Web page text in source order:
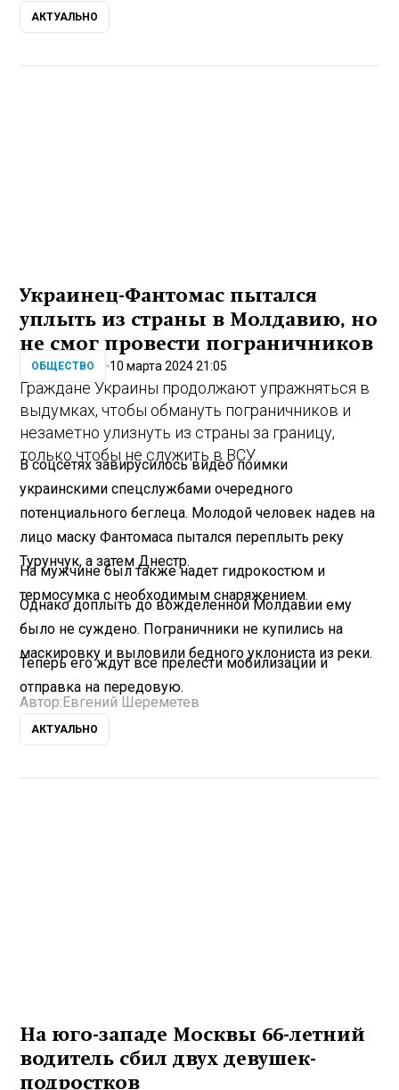
АКТУАЛЬНО
Украинец-Фантомас пытался
уплыть из страны в Молдавию, но
не смог провести пограничников
ОБЩЕСТВО 10 марта 2024 21:05
Граждане Украины продолжают упражняться в
выдумках, чтобы обмануть пограничников и
незаметно улизнуть из страны за границу,
только чтобы не служить в ВСУ.
В соцсетях завирусилось видео поимки
украинскими спецслужбами очередного
потенциального беглеца. Молодой человек надев на
лицо маску Фантомаса пытался переплыть реку
Турунчук, а затем Днестр.
На мужчине был также надет гидрокостюм и
термосумка с необходимым снаряжением.
Однако доплыть до вожделенной Молдавии ему
было не суждено. Пограничники не купились на
маскировку и выловили бедного уклониста из реки.
Теперь его ждут все прелести мобилизации и
отправка на передовую.
Автор: Евгений Шереметев
АКТУАЛЬНО
На юго-западе Москвы 66-летний
водитель сбил двух девушек-
подростков